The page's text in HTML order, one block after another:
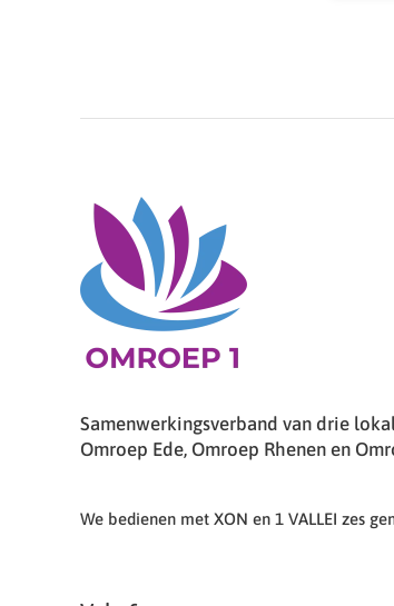
Samenwerkingsverband van drie
Omroep Ede, Omroep Rhenen en
We bedienen met XON en 1 VALLEI zes